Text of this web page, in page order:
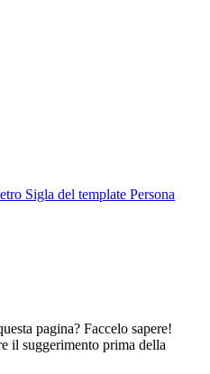
Sigla del template Persona
pagina? Faccelo sapere!
il suggerimento prima della